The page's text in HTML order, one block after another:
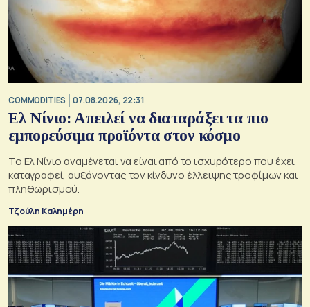
COMMODITIES 07.08.2026, 22:31
Ελ Νίνιο: Απειλεί να διαταράξει τα πιο
εμπορεύσιμα προϊόντα στον κόσμο
Το Ελ Νίνιο αναμένεται να είναι από το ισχυρότερο που έχει
καταγραφεί, αυξάνοντας τον κίνδυνο έλλειψης τροφίμων και
πληθωρισμού.
Τζούλη Καλημέρη